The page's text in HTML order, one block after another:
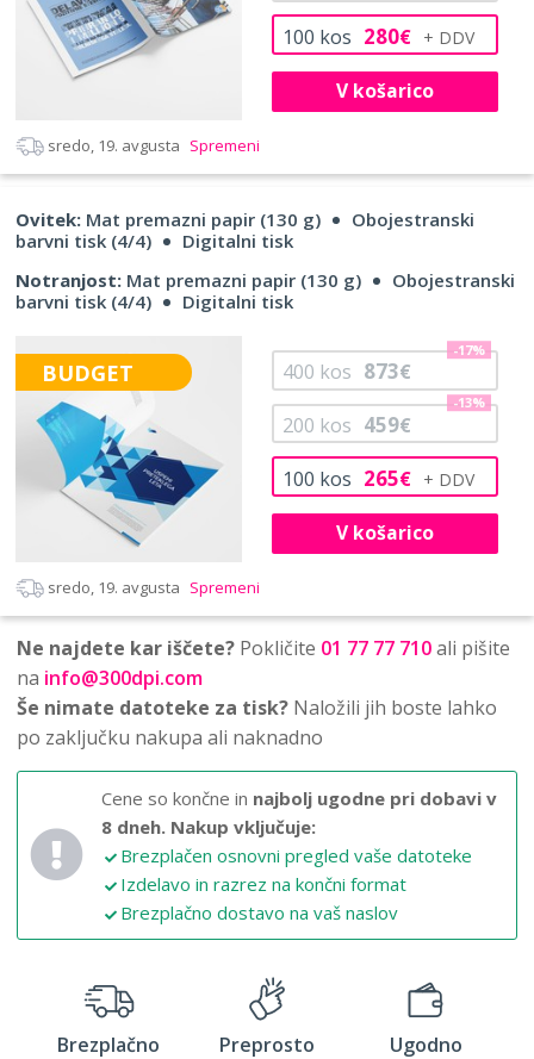
100 kos 280€
V košarico
sredo, 19. avgusta Spremeni
Ovitek: Mat premazni papir (130 g)
Obojestranski
barvni tisk (4/4)
Digitalni tisk
Notranjost: Mat premazni papir (130 g)
Obojestranski
barvni tisk (4/4)
Digitalni tisk
BUDGET
100 kos 265€
200 kos 459€
-13%
400 kos 873€
-17%
V košarico
sredo, 19. avgusta Spremeni
Ne najdete kar iščete? Pokličite 01 77 77 710ali pišite
na info@300dpi.com
Še nimate datoteke za tisk? Naložili jih boste lahko
po zaključku nakupa ali naknadno
Cene so končne in najbolj ugodne pri dobavi v
8 dneh. Nakup vključuje:
Brezplačen osnovni pregled vaše datoteke
Izdelavo in razrez na končni format
Brezplačno dostavo na vaš naslov
Brezplačno Preprosto Ugodno